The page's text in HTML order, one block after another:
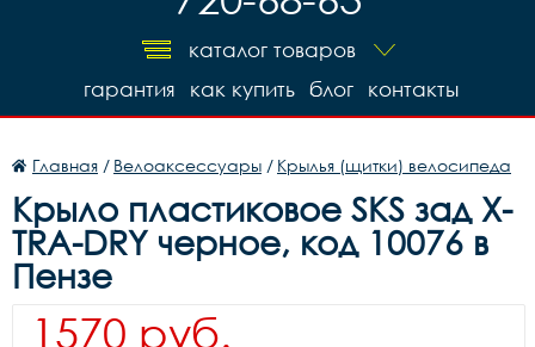
каталог товаров
контакты
блог
как купить
гарантия
Главная / Велоаксессуары / Крылья (щитки) велосипеда
Крыло пластиковое SKS зад X-
TRA-DRY черное, код 10076 в
Пензе
1570 руб.